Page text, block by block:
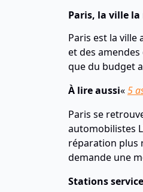
Paris, la ville
Paris est la
et des
que du budget
À lire aussi«5
Paris se
automobilistes
réparation plus
demande une
Stations